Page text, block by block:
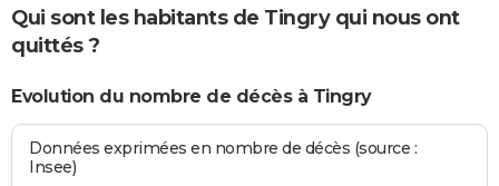
Qui sont les habitants de Tingry qui nous ont
quittés ?
Evolution du nombre de décès à Tingry
Données exprimées en nombre de décès (source :
Insee)